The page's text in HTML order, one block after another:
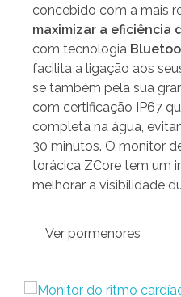
concebido com a mais
maximizar a eficiência
com tecnologia
facilita a ligação aos
se também pela sua
com certificação IP67
completa na água,
30 minutos. O monitor
torácica ZCore tem um
melhorar a visibilidade
Ver pormenores